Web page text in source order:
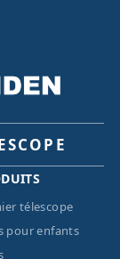
télescope
pour enfants